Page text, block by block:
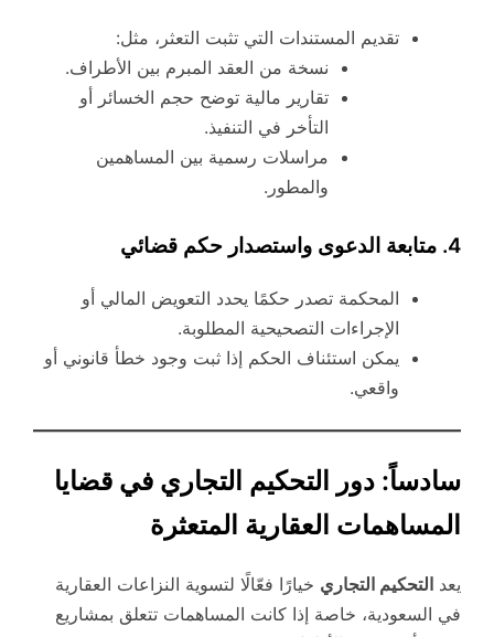
تقديم المستندات التي تثبت التعثر، مثل:
نسخة من العقد المبرم بين الأطراف.
تقارير مالية توضح حجم الخسائر أو
التأخر في التنفيذ.
مراسلات رسمية بين المساهمين
والمطور.
4. متابعة الدعوى واستصدار حكم قضائي
المحكمة تصدر حكمًا يحدد التعويض المالي أو
الإجراءات التصحيحية المطلوبة.
يمكن استئناف الحكم إذا ثبت وجود خطأ قانوني أو
واقعي.
سادساً: دور التحكيم التجاري في قضايا
المساهمات العقارية المتعثرة
يعد التحكيم التجاري خيارًا فعّالًا لتسوية النزاعات العقارية
في السعودية، خاصة إذا كانت المساهمات تتعلق بمشاريع